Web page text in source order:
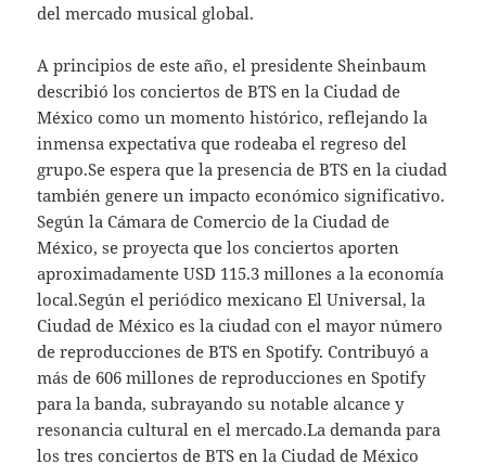
del mercado musical global.
A principios de este año, el presidente Sheinbaum
describió los conciertos de BTS en la Ciudad de
México como un momento histórico, reflejando la
inmensa expectativa que rodeaba el regreso del
grupo.Se espera que la presencia de BTS en la ciudad
también genere un impacto económico significativo.
Según la Cámara de Comercio de la Ciudad de
México, se proyecta que los conciertos aporten
aproximadamente USD 115.3 millones a la economía
local.Según el periódico mexicano El Universal, la
Ciudad de México es la ciudad con el mayor número
de reproducciones de BTS en Spotify. Contribuyó a
más de 606 millones de reproducciones en Spotify
para la banda, subrayando su notable alcance y
resonancia cultural en el mercado.La demanda para
los tres conciertos de BTS en la Ciudad de México